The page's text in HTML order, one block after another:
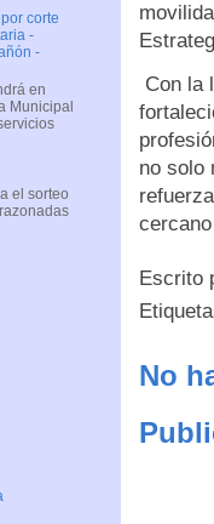
Con la
no solo
Escrito
No
corte
-
-
en
Municipal
el sorteo